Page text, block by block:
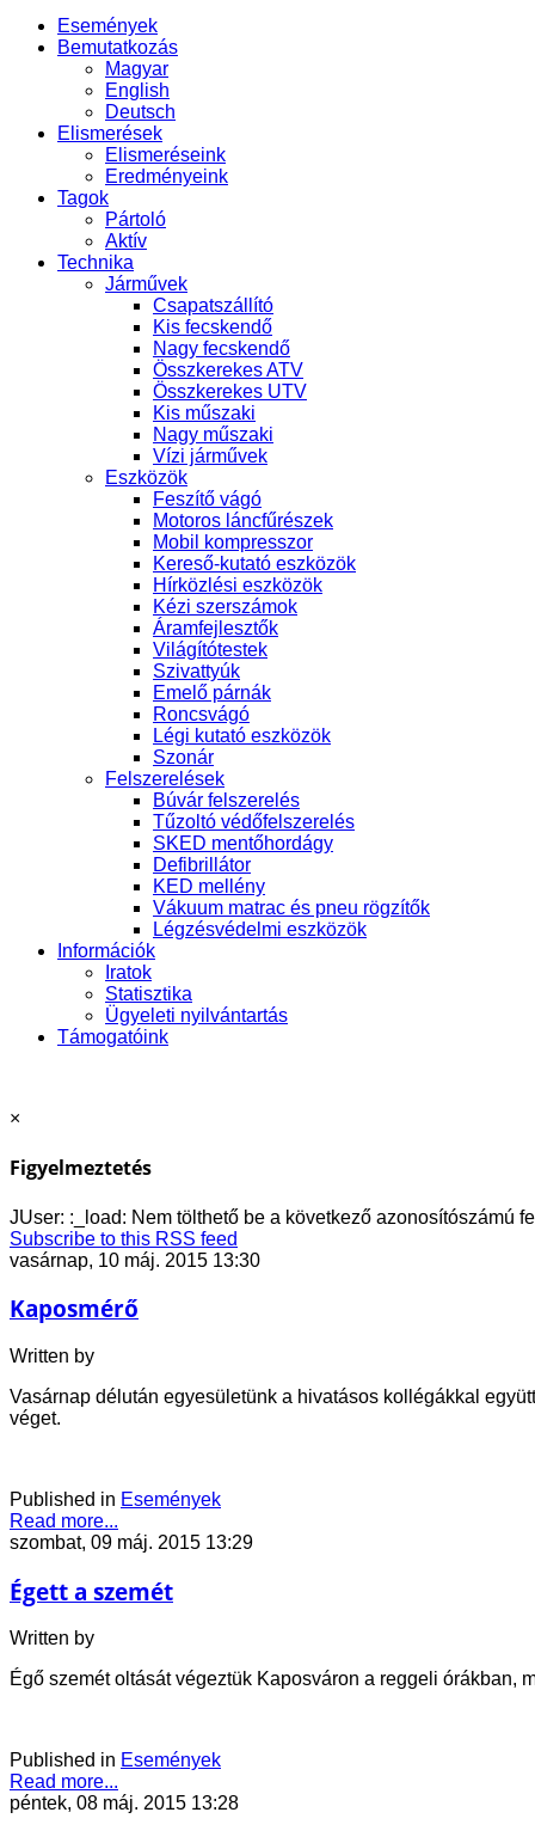
Események
Bemutatkozás
Magyar
English
Deutsch
Elismerések
Elismeréseink
Eredményeink
Tagok
Pártoló
Aktív
Technika
Járművek
Csapatszállító
Kis fecskendő
Nagy fecskendő
Összkerekes ATV
Összkerekes UTV
Kis műszaki
Nagy műszaki
Vízi járművek
Eszközök
Feszítő vágó
Motoros láncfűrészek
Mobil kompresszor
Kereső-kutató eszközök
Hírközlési eszközök
Kézi szerszámok
Áramfejlesztők
Világítótestek
Szivattyúk
Emelő párnák
Roncsvágó
Légi kutató eszközök
Szonár
Felszerelések
Búvár felszerelés
Tűzoltó védőfelszerelés
SKED mentőhordágy
Defibrillátor
KED mellény
Vákuum matrac és pneu rögzítők
Légzésvédelmi eszközök
Információk
Iratok
Statisztika
Ügyeleti nyilvántartás
Támogatóink
×
Figyelmeztetés
JUser: :_load: Nem tölthető be a következő azonosítószámú
Subscribe to this RSS feed
vasárnap, 10 máj. 2015 13:30
Kaposmérő
Written by
Vasárnap délután egyesületünk a hivatásos kollégákkal
véget.
Published in Események
Read more...
szombat, 09 máj. 2015 13:29
Égett a szemét
Written by
Égő szemét oltását végeztük Kaposváron a reggeli órákban,
Published in Események
Read more...
péntek, 08 máj. 2015 13:28